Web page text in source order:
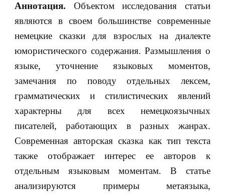
Аннотация. Объектом исследования статьи
являются в своем большинстве современные
немецкие сказки для взрослых на диалекте
юмористического содержания. Размышления о
языке, уточнение языковых моментов,
замечания по поводу отдельных лексем,
грамматических и стилистических явлений
характерны для всех немецкоязычных
писателей, работающих в разных жанрах.
Современная авторская сказка как тип текста
также отображает интерес ее авторов к
отдельным языковым моментам. В статье
анализируются примеры метаязыка,